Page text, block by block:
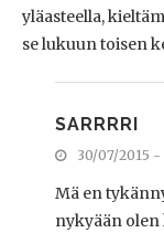
yläasteella,
se lukuun toisen
SARRRRI
30/07/2015 -
Mä en
nykyään olen